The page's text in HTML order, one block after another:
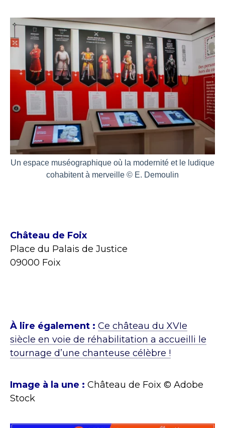
Un espace muséographique où la modernité et le ludique
cohabitent à merveille © E. Demoulin
Château de Foix
Place du Palais de Justice
09000 Foix
À lire également : Ce château du XVIe
siècle en voie de réhabilitation a accueilli le
tournage d’une chanteuse célèbre !
Image à la une : Château de Foix © Adobe
Stock